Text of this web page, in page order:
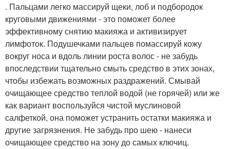
. Пальцами легко массируй щеки, лоб и подбородок
круговыми движениями - это поможет более
эффективному снятию макияжа и активизирует
лимфоток. Подушечками пальцев помассируй кожу
вокруг носа и вдоль линии роста волос - не забудь
впоследствии тщательно смыть средство в этих зонах,
чтобы избежать возможных раздражений. Смывай
очищающее средство теплой водой (не горячей) или же
как вариант воспользуйся чистой муслиновой
салфеткой, она поможет устранить остатки макияжа и
другие загрязнения. Не забудь про шею - нанеси
очищающее средство на зону до самых ключиц.